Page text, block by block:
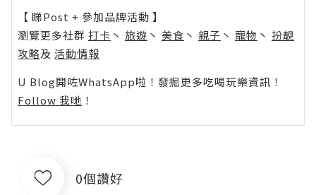
【 睇Post + 參加品牌活動 】
瀏覽更多社群 打卡 丶 旅遊 丶 美食 丶 親子 丶 寵物 丶 扮靚
攻略及 活動情報
U Blog開咗WhatsApp啦！發掘更多吃喝玩樂資訊！
Follow 我哋 ！
0個讚好